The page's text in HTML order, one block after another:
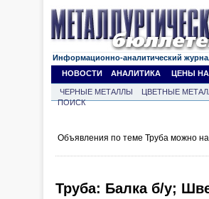
Информационно-аналитический
НОВОСТИ
АНАЛИТИКА ЦЕНЫ
ЧЕРНЫЕ МЕТАЛЛЫ ЦВЕТНЫЕ
ПОИСК
Объявления по теме Труба можно
Труба: Балка б/у;